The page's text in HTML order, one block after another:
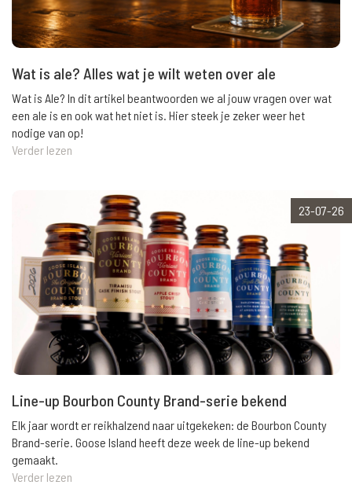
Wat is ale? Alles wat je wilt weten over ale
Wat is Ale? In dit artikel beantwoorden we al jouw vragen over wat
een ale is en ook wat het niet is. Hier steek je zeker weer het
nodige van op!
Verder lezen
23-07-26
Line-up Bourbon County Brand-serie bekend
Elk jaar wordt er reikhalzend naar uitgekeken: de Bourbon County
Brand-serie. Goose Island heeft deze week de line-up bekend
gemaakt.
Verder lezen